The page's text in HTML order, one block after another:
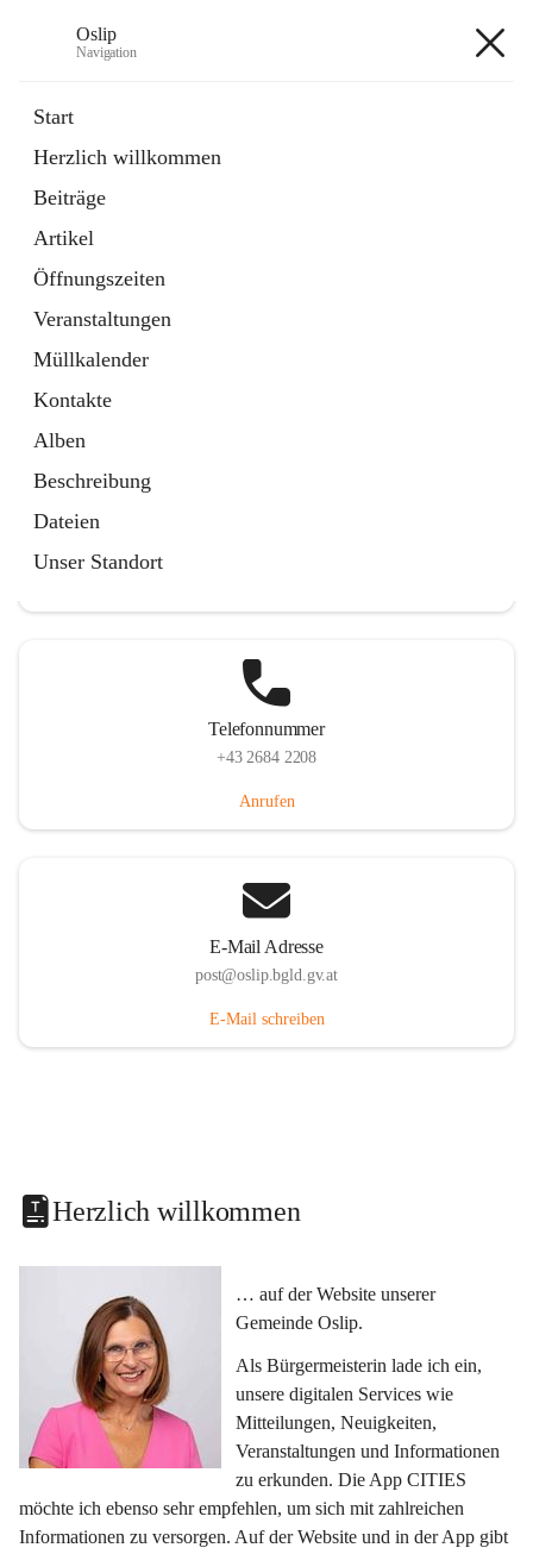
Oslip
Navigation
Start
Herzlich willkommen
Beiträge
Artikel
Öffnungszeiten
Veranstaltungen
Müllkalender
Kontakte
Alben
Beschreibung
Dateien
Unser Standort
Externe Webseite
in
Tab
Bundeskanzleramt Österreich
Externe Webseite
öffnet
in
neuem
Tab
Telefonnummer
+43 2684 2208
Anrufen
E-Mail Adresse
post@oslip.bgld.gv.at
E-Mail schreiben
Herzlich willkommen
… auf der Website unserer
Gemeinde Oslip.
Als Bürgermeisterin lade ich ein,
unsere digitalen Services wie
Mitteilungen, Neuigkeiten,
Veranstaltungen und Informationen
zu erkunden. Die App CITIES
möchte ich ebenso sehr empfehlen, um sich mit zahlreichen
Informationen zu versorgen. Auf der Website und in der App gibt